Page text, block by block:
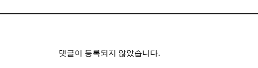
댓글이 등록되지 않았습니다.